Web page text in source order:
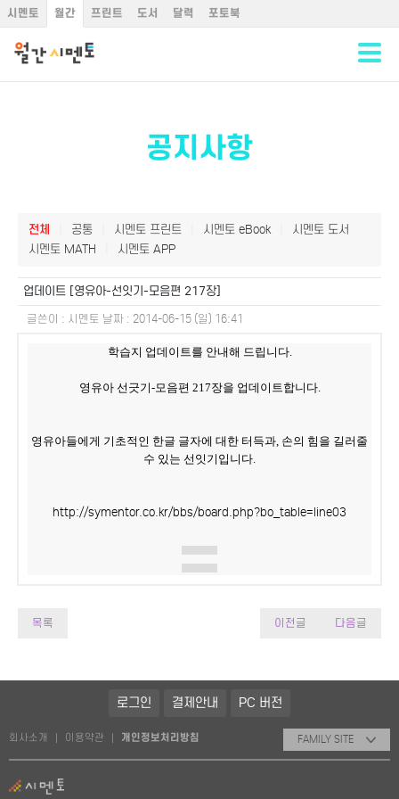
시멘토 월간 프린트 도서 달력 포토북
공지사항
전체 공통 시멘토 프린트 시멘토 eBook
시멘토 도서
시멘토 MATH
시멘토 APP
업데이트 [영유아-선잇기-모음편 217장]
글쓴이 : 시멘토 날짜 : 2014-06-15 (일) 16:41
학습지 업데이트를 안내해 드립니다.
영유아 선긋기-모음편 217장을 업데이트합니다.
영유아들에게 기초적인 한글 글자에 대한 터득과, 손의 힘을 길러줄
수 있는 선잇기입니다.
http://symentor.co.kr/bbs/board.php?bo_table=line03
목록 이전글 다음글
로그인 결제안내 PC 버전
회사소개 이용약관 개인정보처리방침 FAMILY SITE